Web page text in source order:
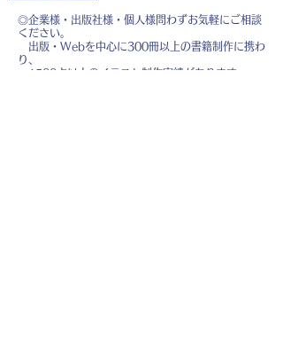
◎企業様・出版社様・個人様問わずお気軽にご相談
ください。
出版・Webを中心に300冊以上の書籍制作に携わ
り、
1500点以上のイラスト制作実績があります。